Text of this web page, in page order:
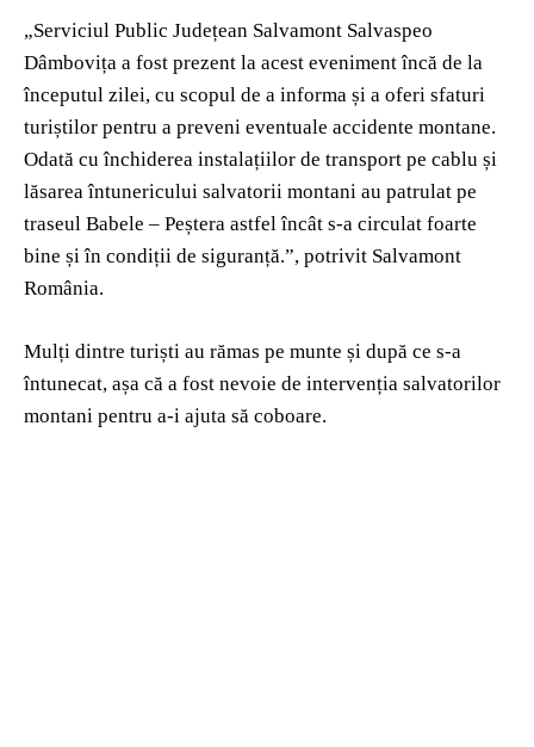
„Serviciul Public Județean Salvamont Salvaspeo
Dâmbovița a fost prezent la acest eveniment încă de la
începutul zilei, cu scopul de a informa și a oferi sfaturi
turiștilor pentru a preveni eventuale accidente montane.
Odată cu închiderea instalațiilor de transport pe cablu și
lăsarea întunericului salvatorii montani au patrulat pe
traseul Babele – Peștera astfel încât s-a circulat foarte
bine și în condiții de siguranță.”, potrivit Salvamont
România.
Mulți dintre turiști au rămas pe munte și după ce s-a
întunecat, așa că a fost nevoie de intervenția salvatorilor
montani pentru a-i ajuta să coboare.